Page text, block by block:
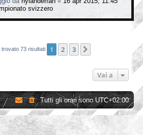
svizzero
73 risultati 1 2 3
Vai a
Tutti gli orari sonoUTC+02:00